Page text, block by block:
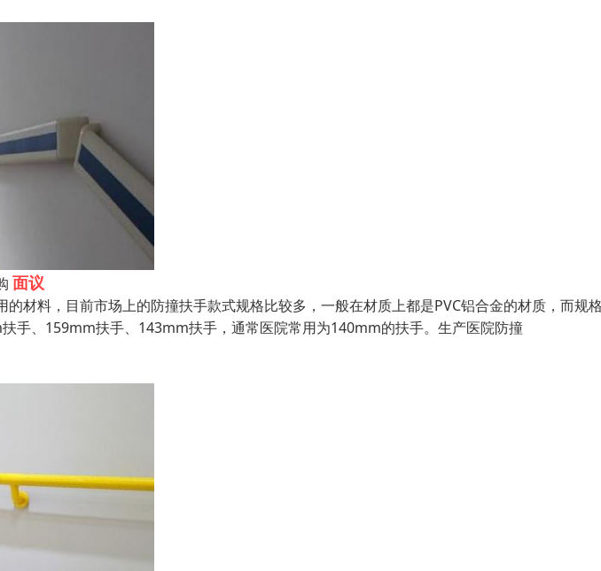
面议
材料，目前市场上的防撞扶手款式规格比较多，一般在材质上都是PVC铝合金的材质，而规
手、159mm扶手、143mm扶手，通常医院常用为140mm的扶手。生产医院防撞